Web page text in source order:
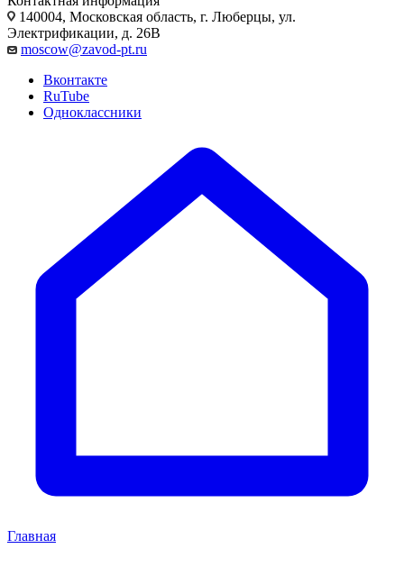
140004, Московская область, г. Люберцы, ул.
Электрификации, д. 26В
moscow@zavod-pt.ru
Вконтакте
RuTube
Одноклассники
Главная